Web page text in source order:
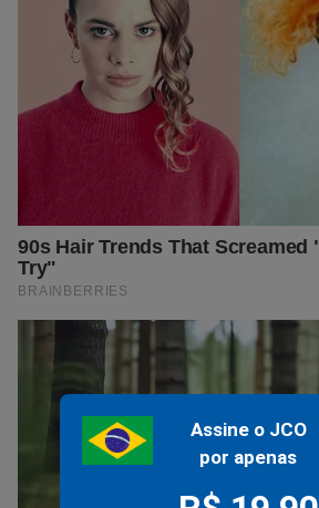
Assine o JCO
por apenas